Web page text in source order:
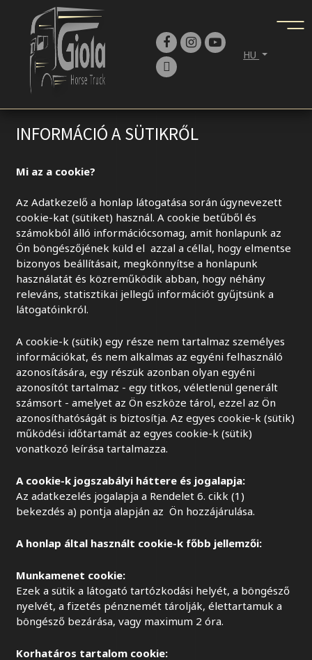
HU
INFORMÁCIÓ A SÜTIKRŐL
Mi az a cookie?
Az Adatkezelő a honlap látogatása során úgynevezett
cookie-kat (sütiket) használ. A cookie betűből és
számokból álló információcsomag, amit honlapunk az
Ön böngészőjének küld el azzal a céllal, hogy elmentse
bizonyos beállításait, megkönnyítse a honlapunk
használatát és közreműködik abban, hogy néhány
releváns, statisztikai jellegű információt gyűjtsünk a
látogatóinkról.
A cookie-k (sütik) egy része nem tartalmaz személyes
információkat, és nem alkalmas az egyéni felhasználó
azonosítására, egy részük azonban olyan egyéni
azonosítót tartalmaz - egy titkos, véletlenül generált
számsort - amelyet az Ön eszköze tárol, ezzel az Ön
azonosíthatóságát is biztosítja. Az egyes cookie-k (sütik)
működési időtartamát az egyes cookie-k (sütik)
vonatkozó leírása tartalmazza.
A cookie-k jogszabályi háttere és jogalapja:
Az adatkezelés jogalapja a Rendelet 6. cikk (1)
bekezdés a) pontja alapján az Ön hozzájárulása.
A honlap által használt cookie-k főbb jellemzői:
Munkamenet cookie:
Ezek a sütik a látogató tartózkodási helyét, a böngésző
nyelvét, a fizetés pénznemét tárolják, élettartamuk a
böngésző bezárása, vagy maximum 2 óra.
Korhatáros tartalom cookie: